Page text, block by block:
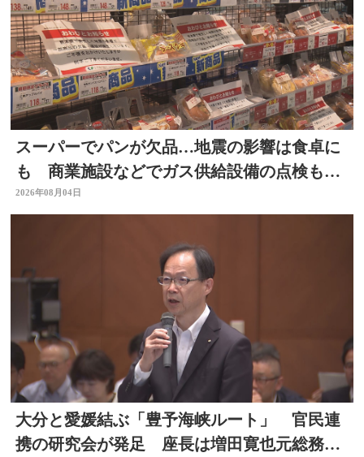
スーパーでパンが欠品…地震の影響は食卓に
も 商業施設などでガス供給設備の点検も進
む 大分
2026年08月04日
大分と愛媛結ぶ「豊予海峡ルート」 官民連
携の研究会が発足 座長は増田寛也元総務大